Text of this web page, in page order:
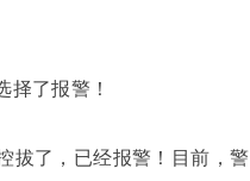
了报警！
拔了，已经报警！目前，警